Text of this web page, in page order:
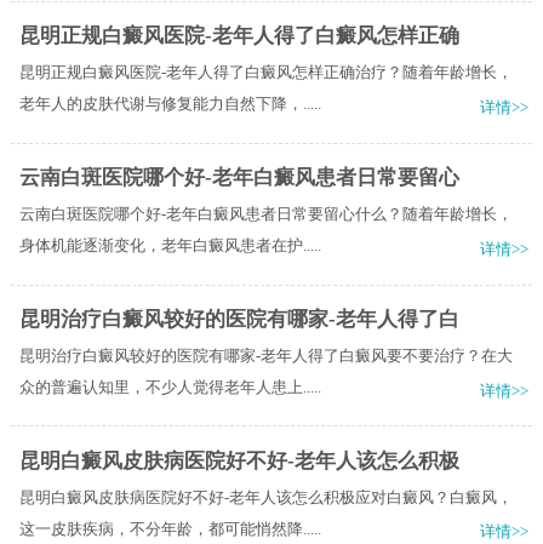
昆明正规白癜风医院-老年人得了白癜风怎样正确
昆明正规白癜风医院-老年人得了白癜风怎样正确治疗？随着年龄增长，
老年人的皮肤代谢与修复能力自然下降，.....
详情>>
云南白斑医院哪个好-老年白癜风患者日常要留心
云南白斑医院哪个好-老年白癜风患者日常要留心什么？随着年龄增长，
身体机能逐渐变化，老年白癜风患者在护.....
详情>>
昆明治疗白癜风较好的医院有哪家-老年人得了白
昆明治疗白癜风较好的医院有哪家-老年人得了白癜风要不要治疗？在大
众的普遍认知里，不少人觉得老年人患上.....
详情>>
昆明白癜风皮肤病医院好不好-老年人该怎么积极
昆明白癜风皮肤病医院好不好-老年人该怎么积极应对白癜风？白癜风，
这一皮肤疾病，不分年龄，都可能悄然降.....
详情>>